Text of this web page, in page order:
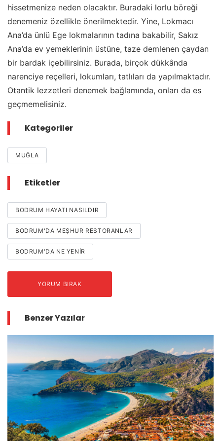
hissetmenize neden olacaktır. Buradaki lorlu böreği
denemeniz özellikle önerilmektedir. Yine, Lokmacı
Ana’da ünlü Ege lokmalarının tadına bakabilir, Sakız
Ana’da ev yemeklerinin üstüne, taze demlenen çaydan
bir bardak içebilirsiniz. Burada, birçok dükkânda
narenciye reçelleri, lokumları, tatlıları da yapılmaktadır.
Otantik lezzetleri denemek bağlamında, onları da es
geçmemelisiniz.
Kategoriler
MUĞLA
Etiketler
BODRUM HAYATI NASILDIR
BODRUM'DA MEŞHUR RESTORANLAR
BODRUM'DA NE YENIR
YORUM BIRAK
Benzer Yazılar